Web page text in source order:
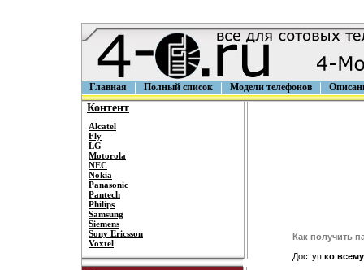
Главная Полный список Модели телефонов
Контент
Alcatel
Fly
LG
Motorola
NEC
Nokia
Panasonic
Pantech
Philips
Samsung
Siemens
Sony Ericsson
Voxtel
Как получить
Доступ ко